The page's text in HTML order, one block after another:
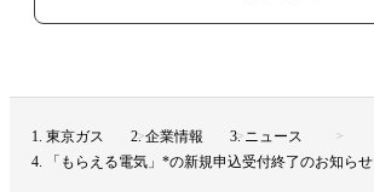
東京ガス 企業情報
ニュース
「もらえる電気」*の新規申込受付終了のお知らせ